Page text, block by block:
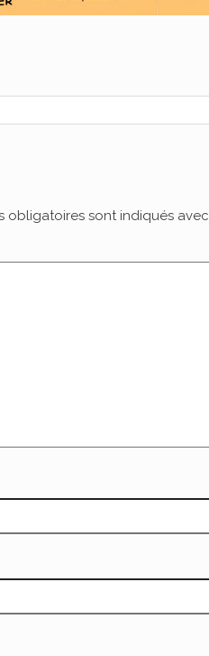
obligatoires sont indiqués avec